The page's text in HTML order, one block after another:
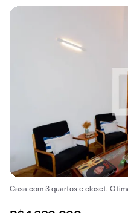
Casa com 3 quartos e closet.